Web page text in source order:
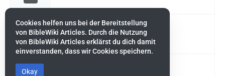
Sunem, Gebiet von Israel
Cookies helfen uns bei der Bereitstellung
von BibleWiki Articles. Durch die Nutzung
von BibleWiki Articles erklärst du dich damit
einverstanden, dass wir Cookies speichern.
Okay